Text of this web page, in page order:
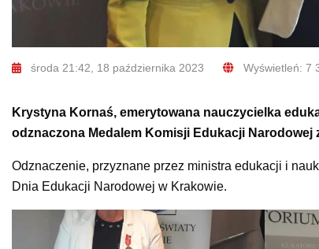
środa 21:42, 18 października 2023 Wyświetleń: 7
Krystyna Kornaś, emerytowana nauczycielka
odznaczona Medalem Komisji Edukacji Narodowej
Odznaczenie, przyznane przez ministra edukacji i
Dnia Edukacji Narodowej w Krakowie.